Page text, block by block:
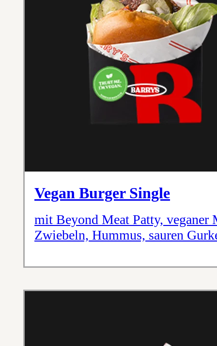
Vegan Burger Single
mit Beyond Meat Patty, veganer
Zwiebeln, Hummus, sauren